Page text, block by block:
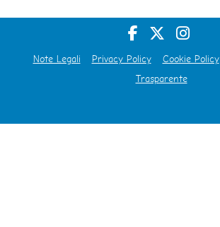
Note Legali Privacy Policy Cookie Policy
Trasparente